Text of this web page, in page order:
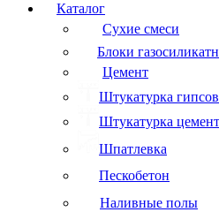
Каталог
Сухие смеси
Блоки
Цемент
Штукатурка
Штукатурка
Шпатлевка
Пескобетон
Наливные полы